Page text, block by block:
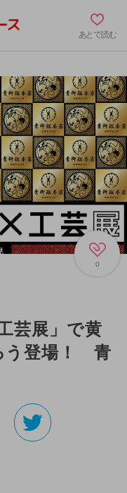
あとで読む
0
芸展」で黄
う登場！ 青